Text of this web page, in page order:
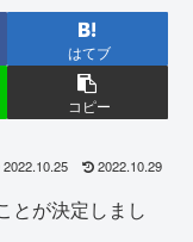
はてブ
コピー
2022.10.25 2022.10.29
とが決定しまし